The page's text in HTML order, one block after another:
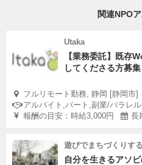
関連NPO
Utaka
【業務委託】既存
してくださる方募集
フルリモート勤務, 静岡 [静岡市]
アルバイト,パート,副業/パラレ
報酬の目安：時給3,000円
長
遊びでまちづくりす
自分を生きるアソ